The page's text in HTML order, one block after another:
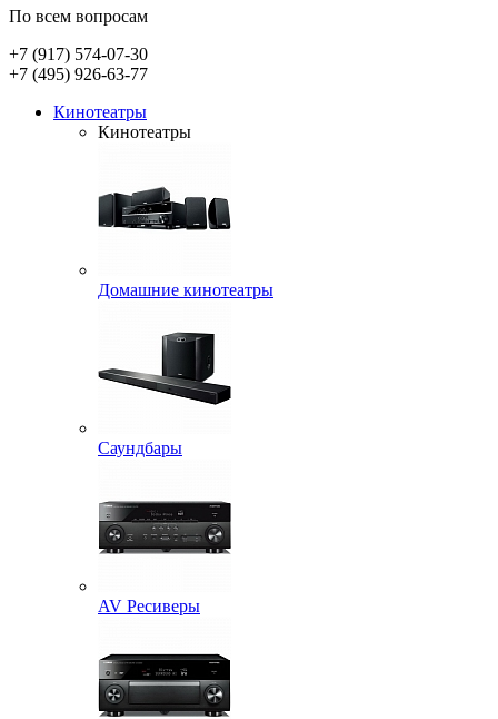
По всем вопросам
+7 (917) 574-07-30
+7 (495) 926-63-77
Кинотеатры
Кинотеатры
Домашние кинотеатры
Саундбары
AV Ресиверы